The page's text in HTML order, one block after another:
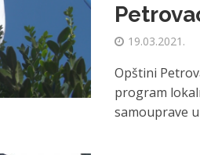
19.03.2021.
Opštini
program
samouprave